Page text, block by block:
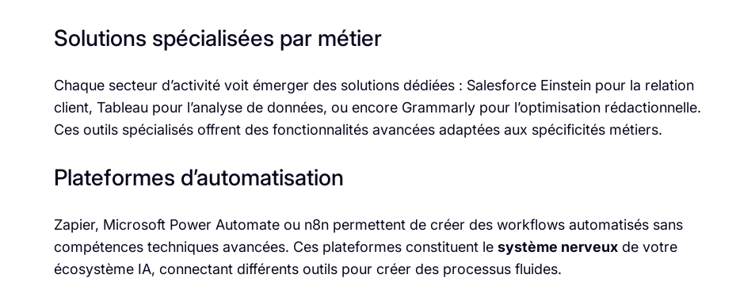
Solutions spécialisées par métier
Chaque secteur d’activité voit émerger des solutions dédiées : Salesforce Einstein pour la relation
client, Tableau pour l’analyse de données, ou encore Grammarly pour l’optimisation rédactionnelle.
Ces outils spécialisés offrent des fonctionnalités avancées adaptées aux spécificités métiers.
Plateformes d’automatisation
Zapier, Microsoft Power Automate ou n8n permettent de créer des workflows automatisés sans
compétences techniques avancées. Ces plateformes constituent le système nerveuxde votre
écosystème IA, connectant différents outils pour créer des processus fluides.